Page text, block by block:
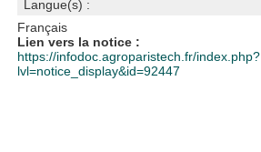
Langue(s) :
Français
Lien vers la notice :
https://infodoc.agroparistech.fr/index.php?
lvl=notice_display&id=92447